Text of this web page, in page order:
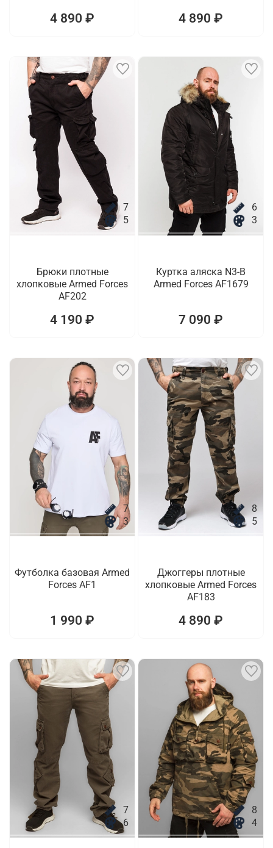
4 890 ₽ 4 890 ₽
7
5
Брюки плотные
хлопковые Armed Forces
AF202
4 190 ₽
6
3
Куртка аляска N3-B
Armed Forces AF1679
7 090 ₽
7
3
Футболка базовая Armed
Forces AF1
1 990 ₽
8
5
Джоггеры плотные
хлопковые Armed Forces
AF183
4 890 ₽
7
6
8
4